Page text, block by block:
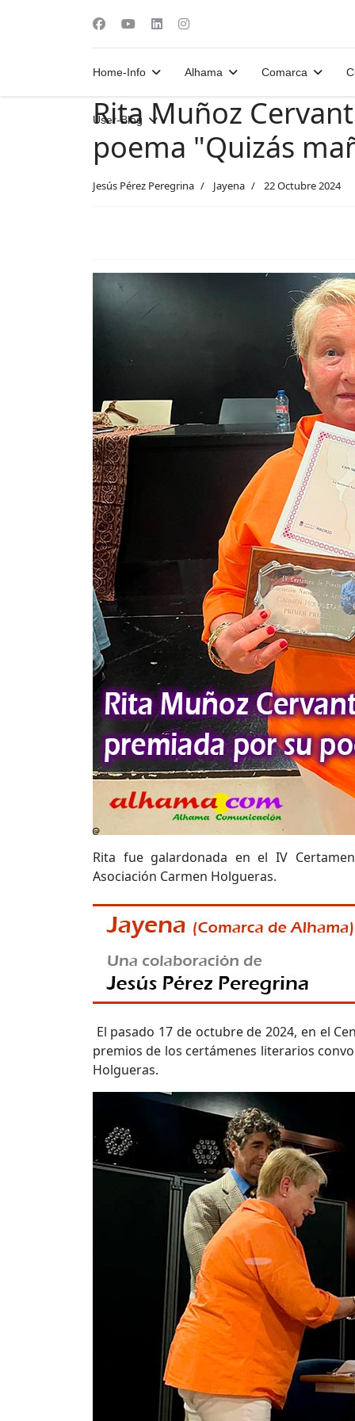
Home-Info Alhama Comarca
User-Blog
Rita Muñoz
poema "Quizás
Jesús Pérez Peregrina Jayena 22 Octubre 2024
Rita fue galardonada en el IV
Asociación Carmen Holgueras.
El pasado 17 de octubre de 2024, en el
premios de los certámenes literarios
Holgueras.